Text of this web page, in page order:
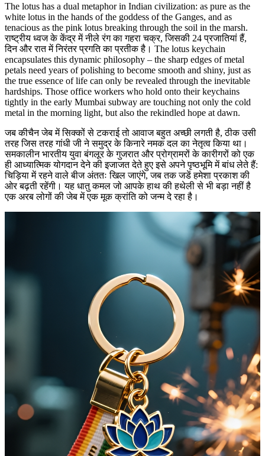
The lotus has a dual metaphor in Indian civilization: as pure as the
white lotus in the hands of the goddess of the Ganges, and as
tenacious as the pink lotus breaking through the soil in the marsh.
राष्ट्रीय ध्वज के केंद्र में नीले रंग का गहरा चक्र, जिसकी 24 प्रजातियां हैं,
दिन और रात में निरंतर प्रगति का प्रतीक है। The lotus keychain
encapsulates this dynamic philosophy – the sharp edges of metal
petals need years of polishing to become smooth and shiny, just as
the true essence of life can only be revealed through the inevitable
hardships. Those office workers who hold onto their keychains
tightly in the early Mumbai subway are touching not only the cold
metal in the morning light, but also the rekindled hope at dawn.
जब कीचैन जेब में सिक्कों से टकराई तो आवाज बहुत अच्छी लगती है, ठीक उसी
तरह जिस तरह गांधी जी ने समुद्र के किनारे नमक दल का नेतृत्व किया था।
समकालीन भारतीय युवा बंगलूर के गुजरात और प्रोग्रामरों के कारीगरों को एक
ही आध्यात्मिक योगदान देने की इजाजत देते हुए इसे अपने पृष्ठभूमि में बांध लेते हैं:
चिड़िया में रहने वाले बीज अंततः खिल जाएंगे, जब तक जडें हमेशा प्रकाश की
ओर बढ़ती रहेंगी। यह धातु कमल जो आपके हाथ की हथेली से भी बड़ा नहीं है
एक अरब लोगों की जेब में एक मूक क्रांति को जन्म दे रहा है।